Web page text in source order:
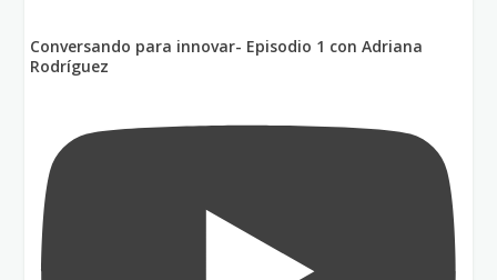
Conversando para innovar- Episodio 1 con Adriana
Rodríguez